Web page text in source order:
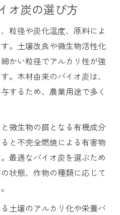
オ炭の選び方
粒径や炭化温度、原料によ
。土壌改良や微生物活性化
かい粒径でアルカリ性が強
。木材由来のバイオ炭は、
するため、農業用途で多く
微生物の餌となる有機成分
と不完全燃焼による有害物
最適なバイオ炭を選ぶため
状態、作物の種類に応じて
土壌のアルカリ化や栄養バ